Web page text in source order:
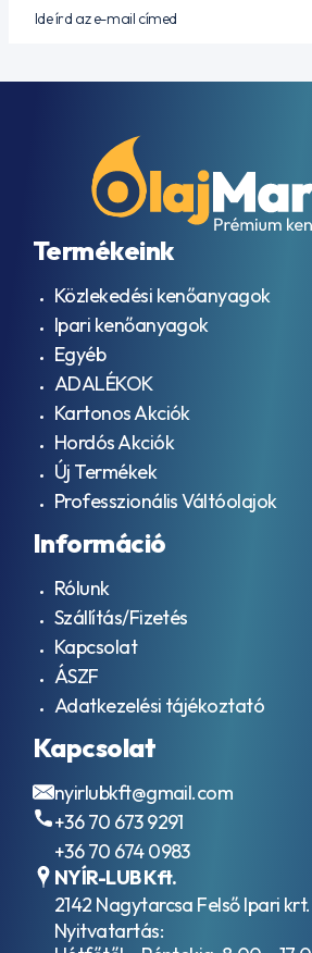
Termékeink
Közlekedési kenőanyagok
Ipari kenőanyagok
Egyéb
ADALÉKOK
Kartonos Akciók
Hordós Akciók
Új Termékek
Professzionális Váltóolajok
Információ
Rólunk
Szállítás/Fizetés
Kapcsolat
ÁSZF
Adatkezelési tájékoztató
Kapcsolat
nyirlubkft@gmail.com
+36 70 673 9291
+36 70 674 0983
NYÍR-LUB Kft.
2142 Nagytarcsa Felső Ipari
Nyitvatartás: